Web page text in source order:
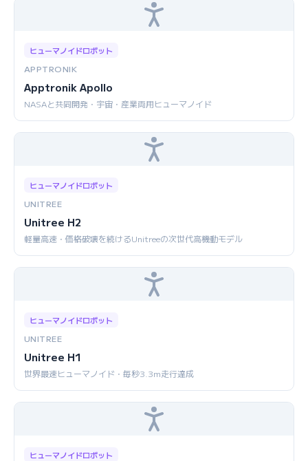
ヒューマノイドロボット
APPTRONIK
Apptronik Apollo
NASAと共同開発・宇宙・産業両用ヒューマノイド
ヒューマノイドロボット
UNITREE
Unitree H2
軽量高速・価格破壊を続けるUnitreeの次世代高機動モデル
ヒューマノイドロボット
UNITREE
Unitree H1
世界最速ヒューマノイド・毎秒3.3m走行達成
ヒューマノイドロボット